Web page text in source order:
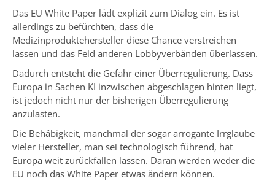
Das EU White Paper lädt explizit zum Dialog ein. Es ist
allerdings zu befürchten, dass die
Medizinproduktehersteller diese Chance verstreichen
lassen und das Feld anderen Lobbyverbänden überlassen.
Dadurch entsteht die Gefahr einer Überregulierung. Dass
Europa in Sachen KI inzwischen abgeschlagen hinten liegt,
ist jedoch nicht nur der bisherigen Überregulierung
anzulasten.
Die Behäbigkeit, manchmal der sogar arrogante Irrglaube
vieler Hersteller, man sei technologisch führend, hat
Europa weit zurückfallen lassen. Daran werden weder die
EU noch das White Paper etwas ändern können.